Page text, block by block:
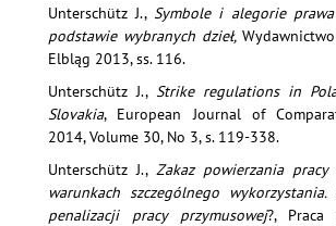
Unterschütz J., Symbole i alegorie
podstawie wybranych dzieł,
Elbląg 2013, ss. 116.
Unterschütz J., Strike regulations in
Slovakia, European Journal of
2014, Volume 30, No 3, s. 119-338.
Unterschütz J., Zakaz powierzania pracy
warunkach szczególnego
penalizacji pracy przymusowej?, Praca